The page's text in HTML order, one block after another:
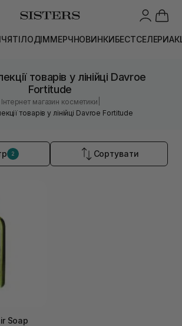
ТІЛОДІММЕРЧНОВИНКИБЕСТСЕЛЕРИ
товарів у лінійці Davroe
Fortitude
Інтернет магазин косметики
товарів у лінійці Davroe Fortitude
2 Сортувати
Soap